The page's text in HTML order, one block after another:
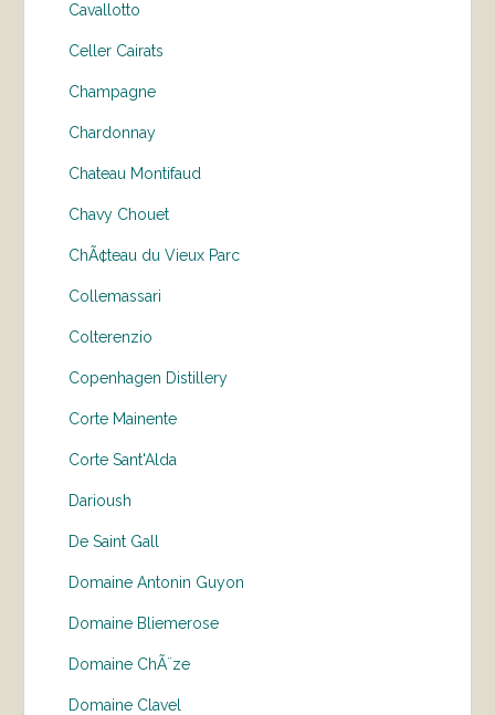
Cavallotto
Celler Cairats
Champagne
Chardonnay
Chateau Montifaud
Chavy Chouet
ChÃ¢teau du Vieux Parc
Collemassari
Colterenzio
Copenhagen Distillery
Corte Mainente
Corte Sant'Alda
Darioush
De Saint Gall
Domaine Antonin Guyon
Domaine Bliemerose
Domaine ChÃ¨ze
Domaine Clavel